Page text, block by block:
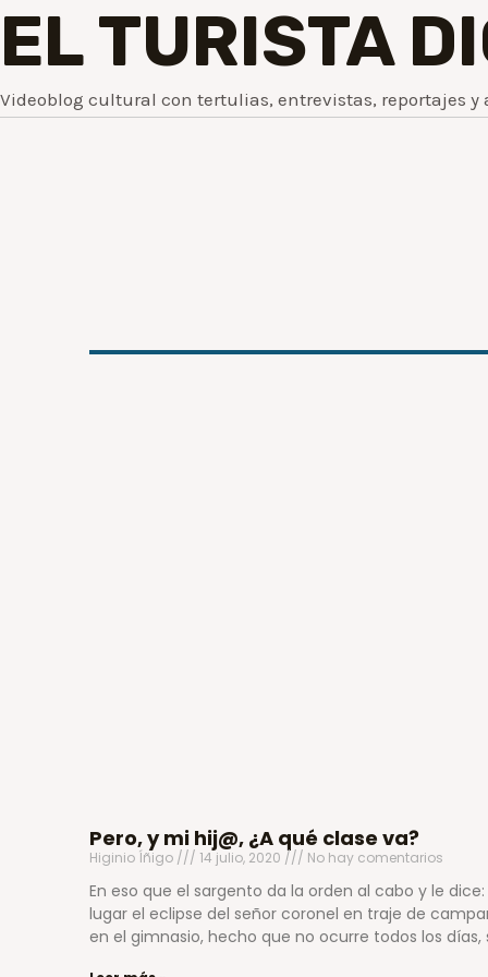
EL TURISTA
Videoblog cultural con tertulias, entrevistas, reportajes y
Pero, y mi hij@, ¿A qué clase va?
Higinio Íñigo 14 julio, 2020 No hay comentarios
En eso que el sargento da la orden al cabo y le
lugar el eclipse del señor coronel en traje de
en el gimnasio, hecho que no ocurre todos los días,